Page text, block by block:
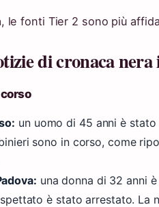
le fonti Tier 2 sono più
di cronaca nera
un uomo di 45 anni è
sono in corso, come
una donna di 32 anni
è stato arrestato. La